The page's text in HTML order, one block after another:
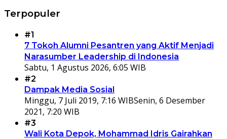
Terpopuler
#1
7 Tokoh Alumni Pesantren yang Aktif Menjadi
Narasumber Leadership di Indonesia
Sabtu, 1 Agustus 2026, 6:05 WIB
#2
Dampak Media Sosial
Minggu, 7 Juli 2019, 7:16 WIBSenin, 6 Desember
2021, 7:20 WIB
#3
Wali Kota Depok, Mohammad Idris Gairahkan